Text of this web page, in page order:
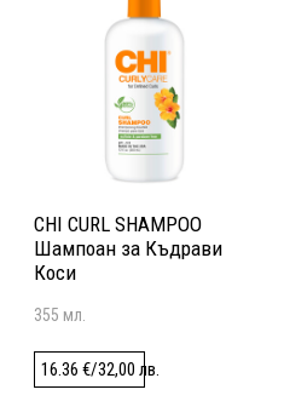
CHI CURL SHAMPOO
Шампоан за Къдрави
Коси
355 мл.
16.36 €/32,00 лв.